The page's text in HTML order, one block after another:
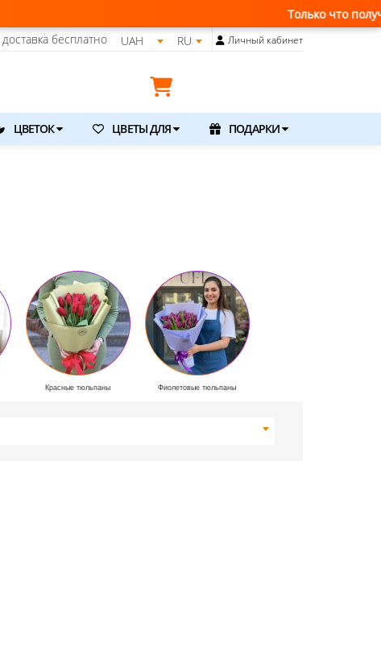
Только что получили свежую
доставка бесплатно UAH RU Личный кабинет
ЦВЕТОК ЦВЕТЫ ДЛЯ ПОДАРКИ
Красные тюльпаны Фиолетовые тюльпаны